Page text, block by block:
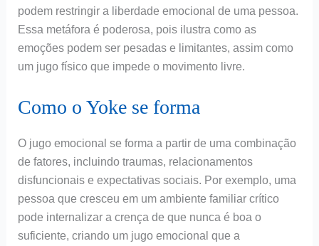
podem restringir a liberdade emocional de uma pessoa.
Essa metáfora é poderosa, pois ilustra como as
emoções podem ser pesadas e limitantes, assim como
um jugo físico que impede o movimento livre.
Como o Yoke se forma
O jugo emocional se forma a partir de uma combinação
de fatores, incluindo traumas, relacionamentos
disfuncionais e expectativas sociais. Por exemplo, uma
pessoa que cresceu em um ambiente familiar crítico
pode internalizar a crença de que nunca é boa o
suficiente, criando um jugo emocional que a